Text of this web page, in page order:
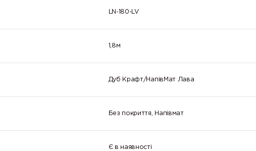
LN-180-LV
1,8м
Дуб Крафт/НапівМат Лава
Без покриття, Напівмат
Є в наявності